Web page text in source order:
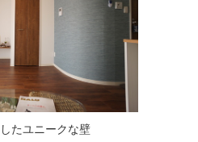
たユニークな壁